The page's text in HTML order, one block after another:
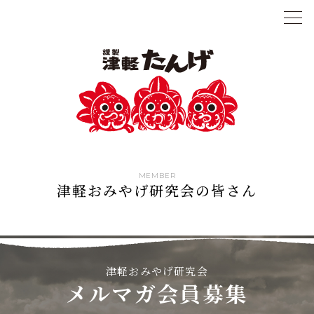
MEMBER
津軽おみやげ研究会の皆さん
津軽おみやげ研究会
メルマガ会員募集